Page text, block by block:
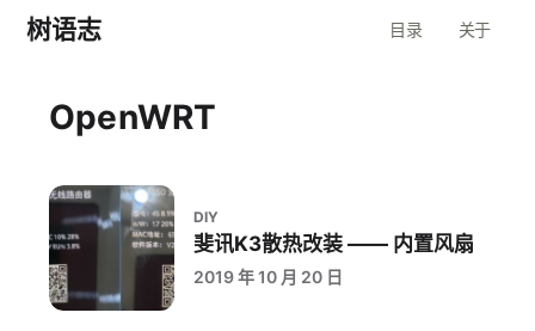
树语志 目录 关于
OpenWRT
DIY
斐讯K3散热改装 —— 内置风扇
2019 年 10 月 20 日